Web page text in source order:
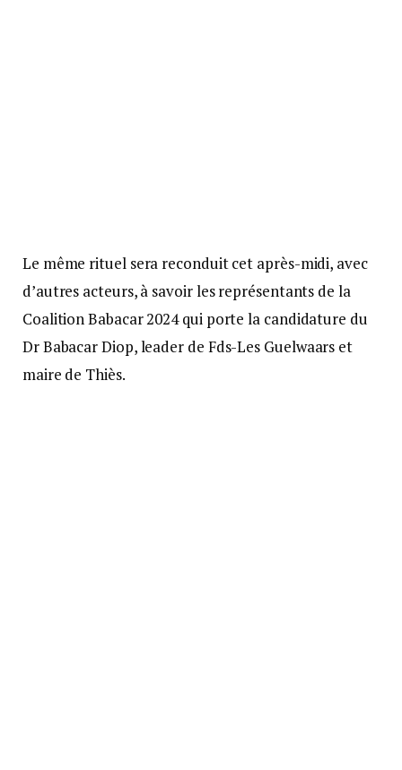
Le même rituel sera reconduit cet après-midi, avec
d’autres acteurs, à savoir les représentants de la
Coalition Babacar 2024 qui porte la candidature du
Dr Babacar Diop, leader de Fds-Les Guelwaars et
maire de Thiès.